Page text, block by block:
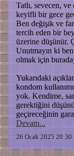
Tatlı, sevecen,
keyifli bir gece
Ben değişik ve
tercih eden bir
üzerine düşünür.
Unutmayın ki
olmak için
Yukarıdaki
kondom
yok. Kendime,
gerektiğini
geçireceğinin
Devam...
26 Ocak 2025